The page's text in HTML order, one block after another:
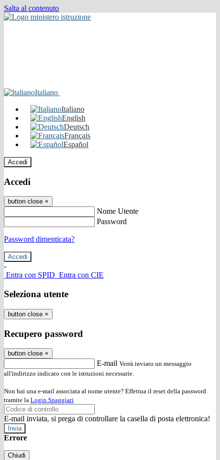
Salta al contenuto
Italiano
Italiano
English
Deutsch
Français
Español
Accedi
Accedi
button close ×
Nome Utente
Password
Password dimenticata?
-
Entra con SPID Entra con CIE
Seleziona utente
button close ×
Recupero password
button close ×
E-mail Verrà inviato un messaggio
all'indirizzo indicato con le istruzioni necessarie.
Non hai una e-mail associata al nome utente? Effettua il reset della password
tramite la Login Spaggiari
E-mail inviata, si prega di controllare la casella di posta elettronica!
Errore
Chiudi